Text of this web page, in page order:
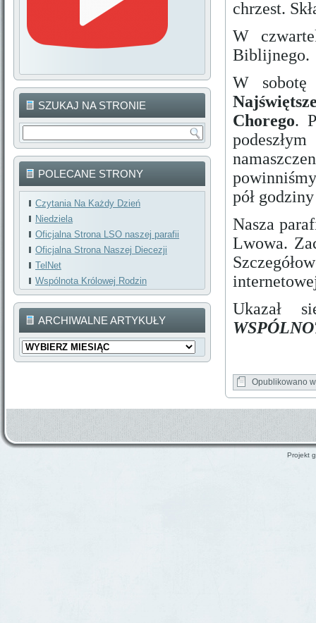
SZUKAJ NA STRONIE
POLECANE STRONY
Czytania Na Każdy Dzień
Niedziela
Oficjalna Strona LSO naszej parafii
Oficjalna Strona Naszej Diecezji
TelNet
Wspólnota Królowej Rodzin
ARCHIWALNE ARTYKUŁY
Archiwalne
Artykuły
chrzest.
W
Biblijnego.
W sobotę
Chorego.
pół
Nasza
Lwowa.
Ukazał
Opublikowano w
Projekt